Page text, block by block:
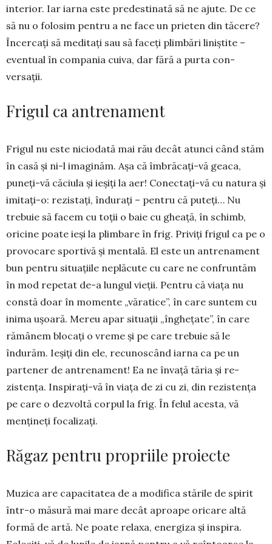
interior. Iar iarna este predestinată să ne ajute. De ce
să nu o folosim pentru a ne face un prieten din tăcere?
Încer­cați să meditați sau să faceți plim­bări liniștite –
eventual în com­pania cuiva, dar fără a purta con­
versații.
Frigul ca antrenament
Frigul nu este niciodată mai rău decât atunci când stăm
în casă și ni-l imaginăm. Așa că îmbră­cați-vă geaca,
puneți-vă căciula și ieșiți la aer! Conectați-vă cu natura și
imitați-o: rezistați, îndurați – pentru că puteți… Nu
trebuie să facem cu toții o baie cu gheață, în schimb,
oricine poate ieși la plimbare în frig. Priviți frigul ca pe o
provocare sportivă și mentală. El este un antrenament
bun pentru situațiile neplăcute cu care ne confruntăm
în mod repetat de-a lun­gul vieții. Pentru că viața nu
constă doar în momente „văra­tice”, în care suntem cu
inima ușoa­ră. Mereu apar situații „în­ghețate”, în care
rămânem blo­cați o vreme și pe care trebuie să le
îndurăm. Ieșiți din ele, recunos­când iarna ca pe un
partener de an­trenament! Ea ne învață tăria și re­
zistența. Inspirați-vă în viața de zi cu zi, din rezistența
pe care o dez­voltă corpul la frig. În felul acesta, vă
mențineți focalizați.
Răgaz pentru propriile proiecte
Muzica are capacitatea de a mo­difica stările de spirit
într-o mă­sură mai mare decât aproape ori­care altă
formă de artă. Ne poate relaxa, ener­giza și inspira.